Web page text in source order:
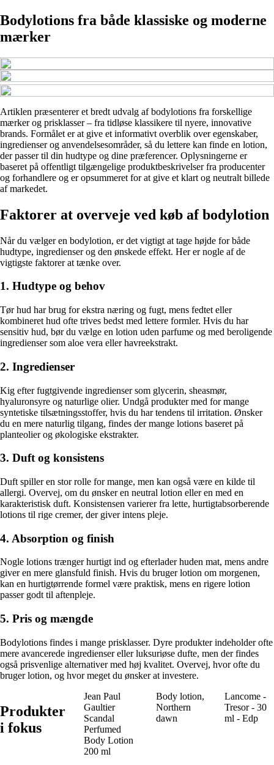
Bodylotions fra både klassiske og moderne
mærker
Artiklen præsenterer et bredt udvalg af bodylotions fra forskellige
mærker og prisklasser – fra tidløse klassikere til nyere, innovative
brands. Formålet er at give et informativt overblik over egenskaber,
ingredienser og anvendelsesområder, så du lettere kan finde en lotion,
der passer til din hudtype og dine præferencer. Oplysningerne er
baseret på offentligt tilgængelige produktbeskrivelser fra producenter
og forhandlere og er opsummeret for at give et klart og neutralt billede
af markedet.
Faktorer at overveje ved køb af bodylotion
Når du vælger en bodylotion, er det vigtigt at tage højde for både
hudtype, ingredienser og den ønskede effekt. Her er nogle af de
vigtigste faktorer at tænke over.
1. Hudtype og behov
Tør hud har brug for ekstra næring og fugt, mens fedtet eller
kombineret hud ofte trives bedst med lettere formler. Hvis du har
sensitiv hud, bør du vælge en lotion uden parfume og med beroligende
ingredienser som aloe vera eller havreekstrakt.
2. Ingredienser
Kig efter fugtgivende ingredienser som glycerin, sheasmør,
hyaluronsyre og naturlige olier. Undgå produkter med for mange
syntetiske tilsætningsstoffer, hvis du har tendens til irritation. Ønsker
du en mere naturlig tilgang, findes der mange lotions baseret på
planteolier og økologiske ekstrakter.
3. Duft og konsistens
Duft spiller en stor rolle for mange, men kan også være en kilde til
allergi. Overvej, om du ønsker en neutral lotion eller en med en
karakteristisk duft. Konsistensen varierer fra lette, hurtigtabsorberende
lotions til rige cremer, der giver intens pleje.
4. Absorption og finish
Nogle lotions trænger hurtigt ind og efterlader huden mat, mens andre
giver en mere glansfuld finish. Hvis du bruger lotion om morgenen,
kan en hurtigtørrende formel være praktisk, mens en rigere lotion
passer godt til aftenpleje.
5. Pris og mængde
Bodylotions findes i mange prisklasser. Dyre produkter indeholder ofte
mere avancerede ingredienser eller luksuriøse dufte, men der findes
også prisvenlige alternativer med høj kvalitet. Overvej, hvor ofte du
bruger lotion, og hvor meget du ønsker at investere.
Produkter
i fokus
Jean Paul
Gaultier
Scandal
Perfumed
Body Lotion
200 ml
Body lotion,
Northern
dawn
Lancome -
Tresor - 30
ml - Edp